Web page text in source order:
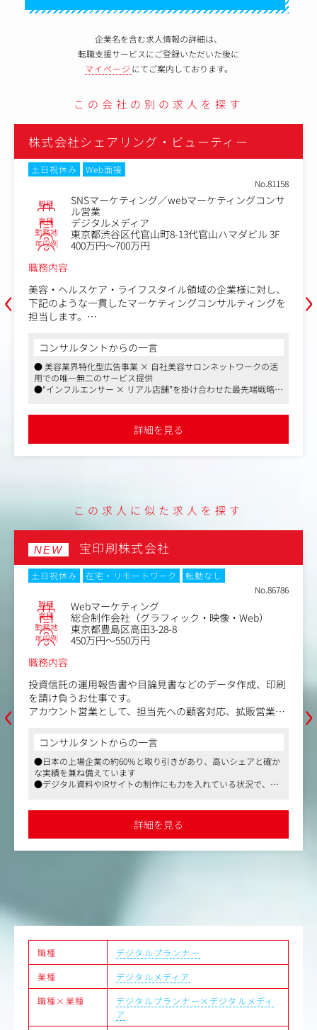
企業名を含む求人情報の詳細は、
転職支援サービスにご登録いただいた後に
マイページ にてご案内しております。
この会社の別の求人を探す
‹
株式会社シェアリング・ビューティー
転勤なし
No.80535
職種 マーケティングコンサルタント
業種 デジタルメディア
勤務地 東京都渋谷区代官山町8-13代官山ハマダビル 3F
年収例
500万円～800万円
職務内容
アリソースを活かし、クライアントの商品やサービスの認
知～購買までを設計・実行します。その他、お客様のマー
ケティング戦略の課題をヒアリングした上で、弊社が提供
す。
美容・ヘルスケア・ライフスタイル領域の企業様に対し、
下記のような一貫したマーケティングコンサルティングを
・商談・課題ヒアリング（※インサイドセールスが獲得し
・戦略設計～提案書作成～プレゼン
＜提案サービス例＞
SNSマーケティング施策（Instagram中心）
インフルエンサー施策＋美容サロン店頭でのリテール展開
PR施策／ブランディング施策／リアルプロモーション
その他（SEOコンサルティング/ECマーケティング/SNS運
用コンサルティング、運用代行/HPリニューアル/LPの作成
等）
＜プロモーション支援例＞
シェアリング・ビューティーとオルビスが美容師とともに
共同開発、
ヘアサロン専売品『エッセンスインヘアミルク プロフェッ
ショナルユース』
【仕事内容（変更の範囲）】広告本部内での最適ポジショ
●住宅手当や社内図書館など、こだわりの福利厚生が充実してい
ます
●インフルエンサー × 美容サロンという唯一無二のメディアリ
ソースを活かした提案ができます
詳細を見る
›
この求人に似た求人を探す
‹
NEW 株式会社アラテ
土日祝休み フレックスタイム制
在宅・リモートワーク
職種 広告運用担当者
業種 デジタルエージェンシー
東京都港区西新橋1-1-1日比谷フォートタワー 19
年収例
職務内容
●広告配信の入札調整、予算配分、クリエイティブ分析
●配信最適化、各種ツール連携のレクチャー
●主要媒体（Google、Yahoo!、Meta等）の豊富な知見を
活かした運用設計や上流工程の理解・提案
※担当案件数：1人あたり4～5件程度（中堅～高難易度案
●CPA（顧客獲得単価）、CVR（コンバージョン率）、RO
AS（広告費用対効果）などの指標改善
コンサルタントからの一言
●一人ひとりが裁量を持って働くことが可能です
環境が整備されています
●2020年4月に設立された会社のため、会社の成長が自身の成長
につながっていきます
詳細を見る
›
職種
デジタルプランナー
業種
デジタルメディア
職種×業種
デジタルプランナー×デジタルメディ
ア